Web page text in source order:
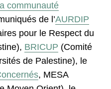
communauté
de l’AURDIP
pour le Respect du
BRICUP (Comité
de Palestine), le
, MESA